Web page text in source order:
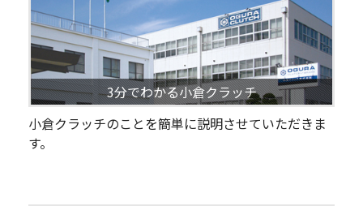
3分でわかる小倉クラッチ
小倉クラッチのことを簡単に説明させていただきま
す。